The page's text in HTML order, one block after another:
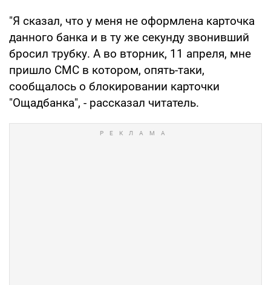
"Я сказал, что у меня не оформлена карточка
данного банка и в ту же секунду звонивший
бросил трубку. А во вторник, 11 апреля, мне
пришло СМС в котором, опять-таки,
сообщалось о блокировании карточки
"Ощадбанка", - рассказал читатель.